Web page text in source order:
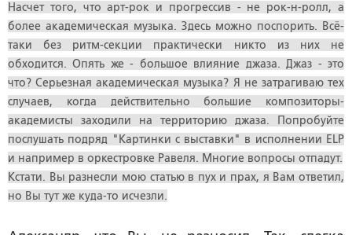
Насчет того, что арт-рок и прогрессив - не рок-н-ролл, а
более академическая музыка. Здесь можно поспорить. Всё-
таки без ритм-секции практически никто из них не
обходится. Опять же - большое влияние джаза. Джаз - это
что? Серьезная академическая музыка? Я не затрагиваю тех
случаев, когда действительно большие композиторы-
академисты заходили на территорию джаза. Попробуйте
послушать подряд "Картинки с выставки" в исполнении ELP
и например в оркестровке Равеля. Многие вопросы отпадут.
Кстати. Вы разнесли мою статью в пух и прах, я Вам ответил,
но Вы тут же куда-то исчезли.